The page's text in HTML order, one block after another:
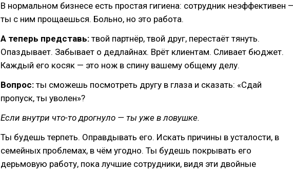
В нормальном бизнесе есть простая гигиена: сотрудник неэффективен
ты с ним прощаешься. Больно, но это работа.
А теперь представь: твой партнёр, твой друг, перестаёт тянуть.
Опаздывает. Забывает о дедлайнах. Врёт клиентам. Сливает бюджет.
Каждый его косяк — это нож в спину вашему общему делу.
Вопрос: ты сможешь посмотреть другу в глаза и сказать: «Сдай
пропуск, ты уволен»?
Если внутри что-то дрогнуло — ты уже в ловушке.
Ты будешь терпеть. Оправдывать его. Искать причины в усталости, в
семейных проблемах, в чём угодно. Ты будешь покрывать его
дерьмовую работу, пока лучшие сотрудники, видя эти двойные